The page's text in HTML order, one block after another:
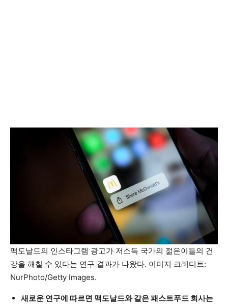
맥도날드의 인스타그램 광고가 저소득 국가의 젊은이들의 건
강을 해칠 수 있다는 연구 결과가 나왔다. 이미지 크레디트:
NurPhoto/Getty Images.
새로운 연구에 따르면 맥도날드와 같은 패스트푸드 회사는